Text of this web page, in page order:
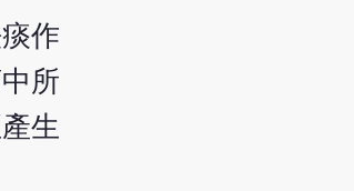
作
所
生